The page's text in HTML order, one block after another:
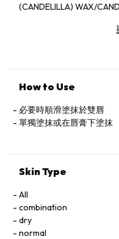
(CANDELILLA) WAX/
CARNAUBA/CIRE DE
COPOLYMER,
PARFUM/FRAGRANCE,
BHT, CITRAL,
How to Use
必要時順滑塗抹於雙唇
單獨塗抹或在唇膏下塗抹
Skin Type
All
combination
dry
normal